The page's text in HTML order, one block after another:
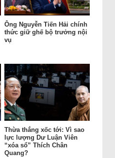
Ông Nguyễn Tiến Hải chính
thức giữ ghế bộ trưởng nội
vụ
Thừa thắng xốc tới: Vì sao
lực lượng Dư Luận Viên
“xóa sổ” Thích Chân
Quang?